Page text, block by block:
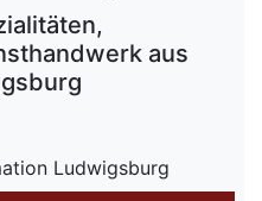
aus
Ludwigsburg